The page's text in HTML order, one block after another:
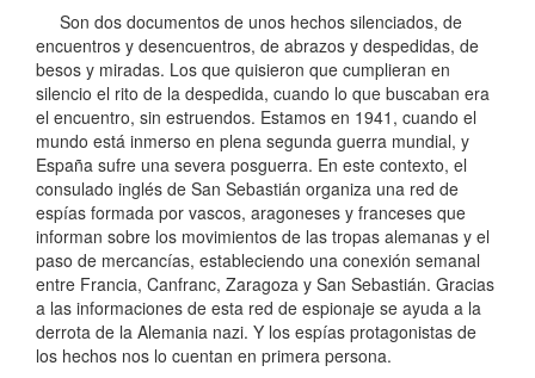
Son dos documentos de unos hechos silenciados, de
encuentros y desencuentros, de abrazos y despedidas, de
besos y miradas. Los que quisieron que cumplieran en
silencio el rito de la despedida, cuando lo que buscaban era
el encuentro, sin estruendos. Estamos en 1941, cuando el
mundo está inmerso en plena segunda guerra mundial, y
España sufre una severa posguerra. En este contexto, el
consulado inglés de San Sebastián organiza una red de
espías formada por vascos, aragoneses y franceses que
informan sobre los movimientos de las tropas alemanas y el
paso de mercancías, estableciendo una conexión semanal
entre Francia, Canfranc, Zaragoza y San Sebastián. Gracias
a las informaciones de esta red de espionaje se ayuda a la
derrota de la Alemania nazi. Y los espías protagonistas de
los hechos nos lo cuentan en primera persona.